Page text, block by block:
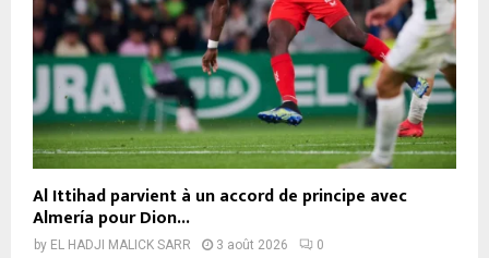
Al Ittihad parvient à un accord de principe avec
Almería pour Dion...
by EL HADJI MALICK SARR 3 août 2026 0